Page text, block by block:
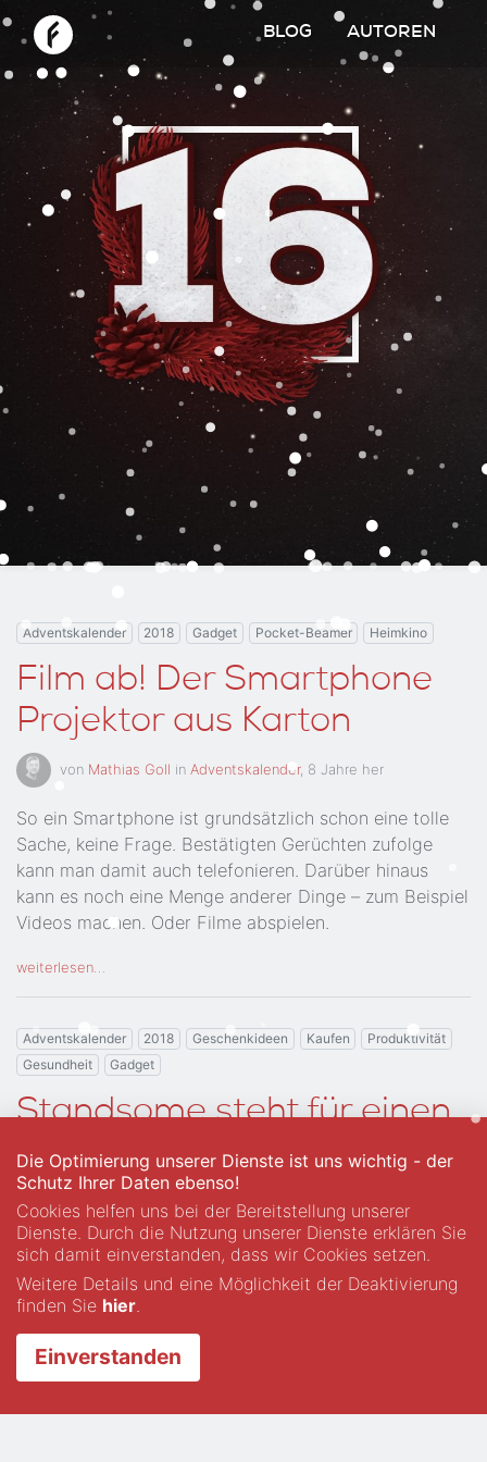
BLOG AUTOREN
Adventskalender 2018 Gadget Pocket-Beamer Heimkino
Film ab! Der Smartphone
Projektor aus Karton
von Mathias Goll in Adventskalender, 8 Jahre her
So ein Smartphone ist grundsätzlich schon eine tolle
Sache, keine Frage. Bestätigten Gerüchten zufolge
kann man damit auch telefonieren. Darüber hinaus
kann es noch eine Menge anderer Dinge – zum Beispiel
Videos machen. Oder Filme abspielen.
weiterlesen…
Adventskalender 2018 Geschenkideen Kaufen
Produktivität
Gesundheit
Gadget
Standsome steht für einen
gesunden Arbeits- und
Lebensstil
von Heiko GimbelinAdventskalender ,8 Jahre her
Für alle, die „Rücken haben“ ein MUSS – für alle
anderen ein stilvolles Geschenk: Standsome ist ein
Stehschreibtisch, der so einfach wie genial ist. Die
flachen Holzteile werden in verschiedenen Höhen
Die Optimierung unserer Dienste ist uns wichtig - der
Schutz Ihrer Daten ebenso!
Cookies helfen uns bei der Bereitstellung unserer
Dienste. Durch die Nutzung unserer Dienste erklären Sie
sich damit einverstanden, dass wir Cookies setzen.
Weitere Details und eine Möglichkeit der Deaktivierung
finden Sie hier
Einverstanden